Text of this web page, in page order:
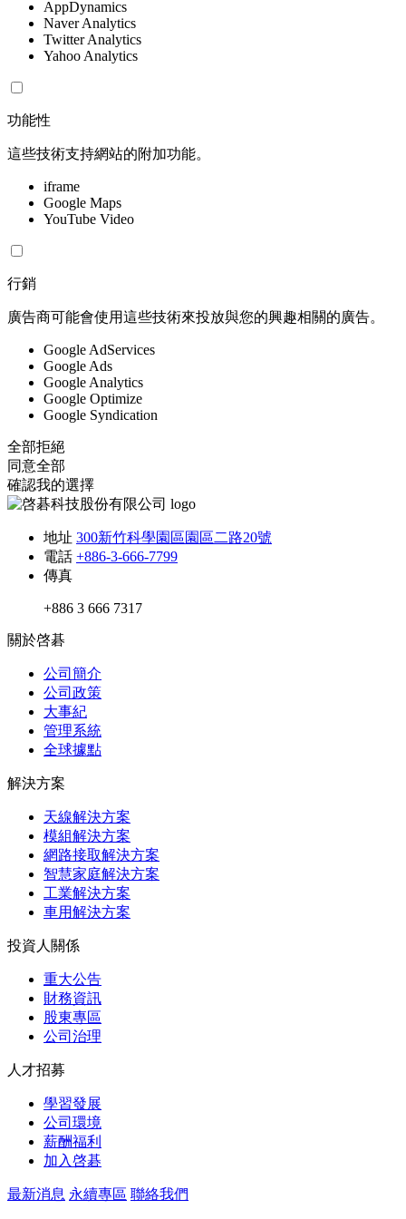
AppDynamics
Naver Analytics
Twitter Analytics
Yahoo Analytics
功能性
這些技術支持網站的附加功能。
iframe
Google Maps
YouTube Video
行銷
廣告商可能會使用這些技術來投放與您的興趣相關的廣告。
Google AdServices
Google Ads
Google Analytics
Google Optimize
Google Syndication
全部拒絕
同意全部
確認我的選擇
地址 300新竹科學園區園區二路20號
電話 +886-3-666-7799
傳真
+886 3 666 7317
關於啓碁
公司簡介
公司政策
大事紀
管理系統
全球據點
解決方案
天線解決方案
模組解決方案
網路接取解決方案
智慧家庭解決方案
工業解決方案
車用解決方案
投資人關係
重大公告
財務資訊
股東專區
公司治理
人才招募
學習發展
公司環境
薪酬福利
加入啓碁
最新消息 永續專區 聯絡我們